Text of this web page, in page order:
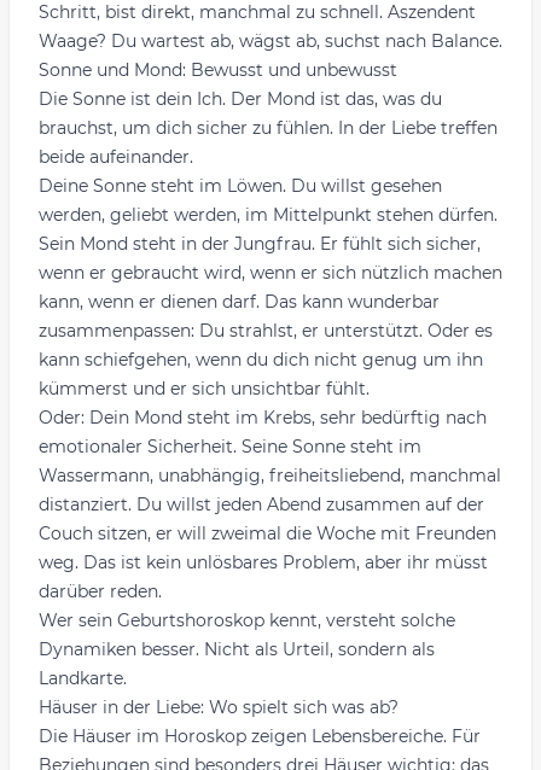
Schritt, bist direkt, manchmal zu schnell. Aszendent
Waage? Du wartest ab, wägst ab, suchst nach Balance.
Sonne und Mond: Bewusst und unbewusst
Die Sonne ist dein Ich. Der Mond ist das, was du
brauchst, um dich sicher zu fühlen. In der Liebe treffen
beide aufeinander.
Deine Sonne steht im Löwen. Du willst gesehen
werden, geliebt werden, im Mittelpunkt stehen dürfen.
Sein Mond steht in der Jungfrau. Er fühlt sich sicher,
wenn er gebraucht wird, wenn er sich nützlich machen
kann, wenn er dienen darf. Das kann wunderbar
zusammenpassen: Du strahlst, er unterstützt. Oder es
kann schiefgehen, wenn du dich nicht genug um ihn
kümmerst und er sich unsichtbar fühlt.
Oder: Dein Mond steht im Krebs, sehr bedürftig nach
emotionaler Sicherheit. Seine Sonne steht im
Wassermann, unabhängig, freiheitsliebend, manchmal
distanziert. Du willst jeden Abend zusammen auf der
Couch sitzen, er will zweimal die Woche mit Freunden
weg. Das ist kein unlösbares Problem, aber ihr müsst
darüber reden.
Wer sein Geburtshoroskop kennt, versteht solche
Dynamiken besser. Nicht als Urteil, sondern als
Landkarte.
Häuser in der Liebe: Wo spielt sich was ab?
Die Häuser im Horoskop zeigen Lebensbereiche. Für
Beziehungen sind besonders drei Häuser wichtig: das